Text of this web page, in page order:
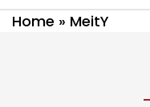
Home » MeitY